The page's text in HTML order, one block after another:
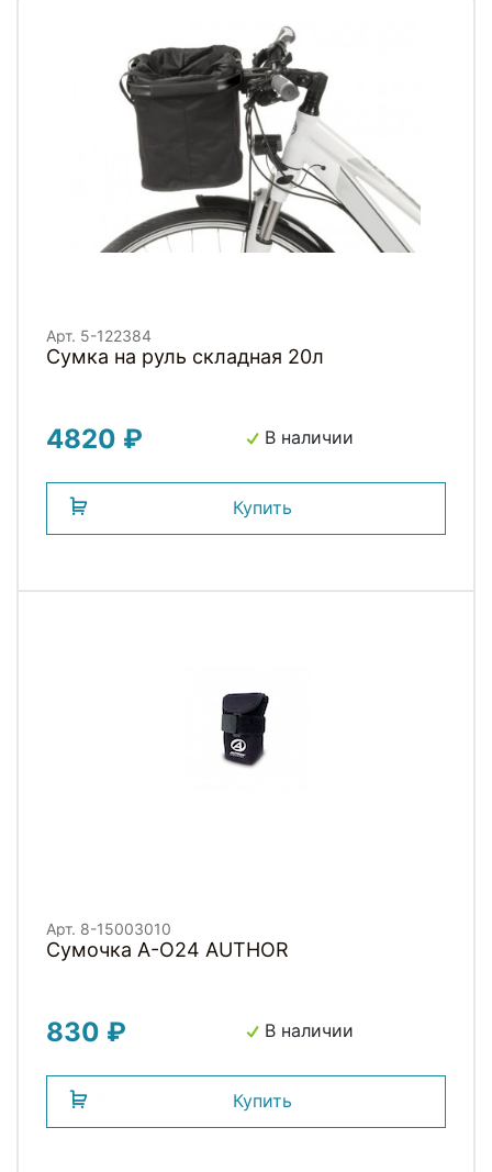
Арт. 5-122384
Сумка на руль складная 20л
4820 ₽ В наличии
Купить
Арт. 8-15003010
Сумочка А-О24 AUTHOR
830 ₽ В наличии
Купить